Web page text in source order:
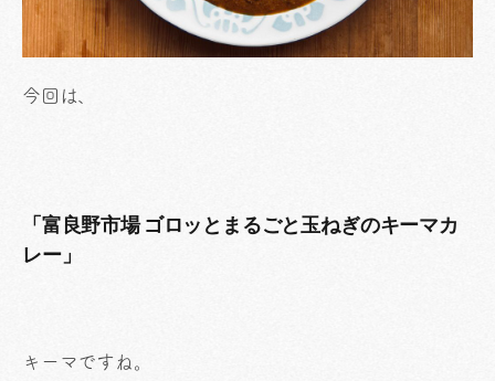
今回は、
「富良野市場 ゴロッとまるごと玉ねぎのキーマカ
レー」
キーマですね。